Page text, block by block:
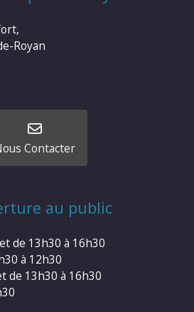
Royan
Contacter
au public
de 13h30 à 16h30
à 12h30
de 13h30 à 16h30